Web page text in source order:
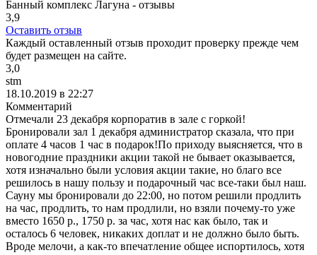
Банный комплекс Лагуна - отзывы
3,9
Оставить отзыв
Каждый оставленный отзыв проходит проверку прежде чем
будет размещен на сайте.
3,0
stm
18.10.2019 в 22:27
Комментарий
Отмечали 23 декабря корпоратив в зале с горкой!
Бронировали зал 1 декабря администратор сказала, что при
оплате 4 часов 1 час в подарок!По приходу выясняется, что в
новогодние праздники акции такой не бывает оказывается,
хотя изначально были условия акции такие, но благо все
решилось в нашу пользу и подарочный час все-таки был наш.
Сауну мы бронировали до 22:00, но потом решили продлить
на час, продлить, то нам продлили, но взяли почему-то уже
вместо 1650 р., 1750 р. за час, хотя нас как было, так и
осталось 6 человек, никаких доплат и не должно было быть.
Вроде мелочи, а как-то впечатление общее испортилось, хотя